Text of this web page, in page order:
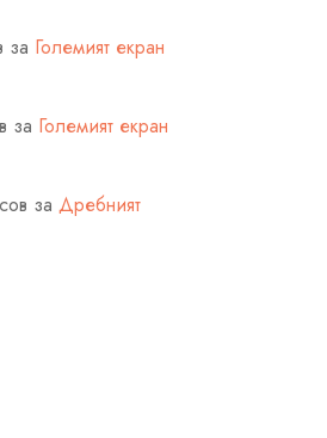
за Големият екран
за Големият екран
за Дребният